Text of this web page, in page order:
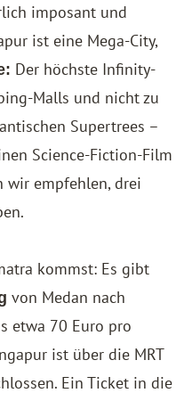
imposant und
ist eine Mega-City,
Der höchste Infinity-
Malls und nicht zu
Supertrees –
Science-Fiction-Film
wir empfehlen, drei
kommst: Es gibt
von Medan nach
etwa 70 Euro pro
ist über die MRT
Ein Ticket in die